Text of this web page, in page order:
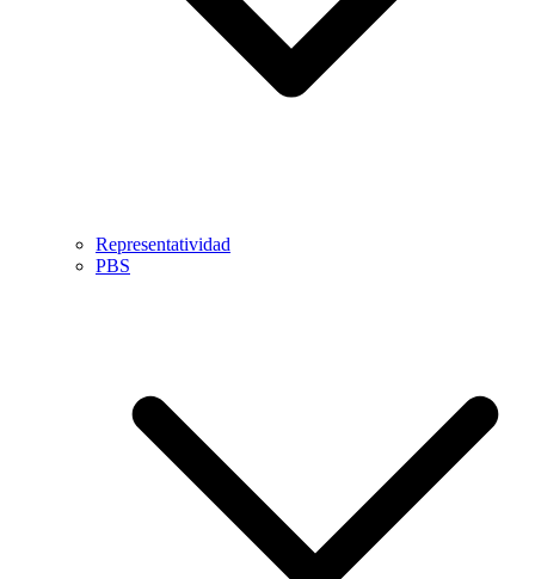
Representatividad
PBS